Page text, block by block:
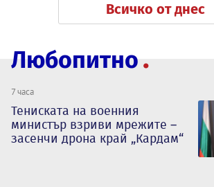
Всичко от днес
Любопитно
7 часа
Тениската на военния
министър взриви мрежите –
засенчи дрона край „Кардам“